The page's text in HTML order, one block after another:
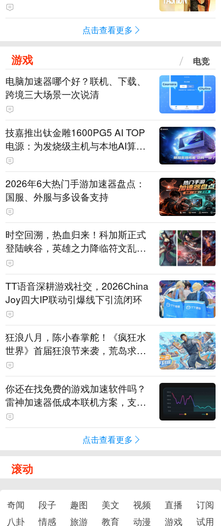
点击查看更多
游戏 电竞
电脑加速器哪个好？联机、下载、
跨境三大场景一次说清
技嘉推出钛金雕1600PG5 AI TOP
电源：为发烧级主机与本地AI算力
打造旗舰供电方案
2026年6大热门手游加速器盘点：
国服、外服与多设备支持
时空回溯，热血归来！科加斯正式
登陆峡谷，英雄之力降临符文乱
斗！
TT语音深耕游戏社交，2026China
Joy四大IP联动引爆线下引流闭环
狂浪八月，陈小春掌舵！《疯狂水
世界》首届狂浪节来袭，荒岛求生
直播即将开启
你还在找免费的游戏加速软件吗？
雷神加速器低成本联机方案，支持
免费试用
点击查看更多
滚动
奇闻 段子 趣图 美文 视频 直播
订阅
八卦
情感 旅游 教育 动漫 游戏 试用